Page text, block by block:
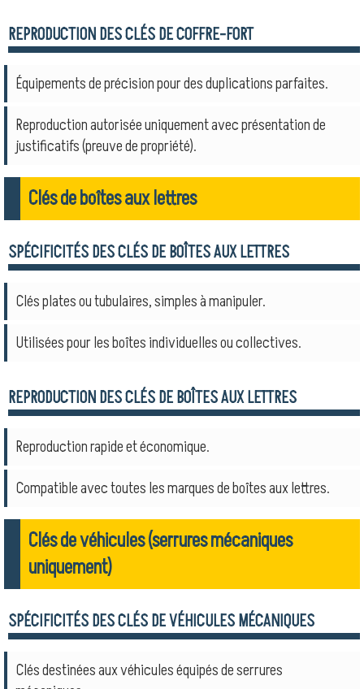
REPRODUCTION DES CLÉS DE COFFRE-FORT
Équipements de précision pour des duplications parfaites.
Reproduction autorisée uniquement avec présentation de
justificatifs (preuve de propriété).
Clés de boîtes aux lettres
SPÉCIFICITÉS DES CLÉS DE BOÎTES AUX LETTRES
Clés plates ou tubulaires, simples à manipuler.
Utilisées pour les boîtes individuelles ou collectives.
REPRODUCTION DES CLÉS DE BOÎTES AUX LETTRES
Reproduction rapide et économique.
Compatible avec toutes les marques de boîtes aux lettres.
Clés de véhicules (serrures mécaniques
uniquement)
SPÉCIFICITÉS DES CLÉS DE VÉHICULES MÉCANIQUES
Clés destinées aux véhicules équipés de serrures